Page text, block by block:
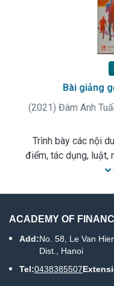
Bài giảng
(2021 ) Đàm Anh
Trình bày các nội
điểm, tác dụng, luật,
chiến thuật, giảng
ACADEMY OF
Add:No. 58, Le Van
Dist., Hanoi
Tel:0438385507